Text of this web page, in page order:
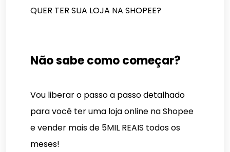
QUER TER SUA LOJA NA SHOPEE?
Não sabe como começar?
Vou liberar o passo a passo detalhado
para você ter uma loja online na Shopee
e vender mais de 5MIL REAIS todos os
meses!